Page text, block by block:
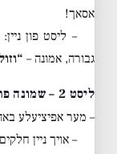
אסאך!
– ליסט פון
גבורה, אמונה –
ליסט 2 – שמונה פרקים, פרק ד׳
– מער אפיציעלע
– אויך ניין